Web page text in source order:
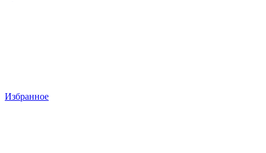
Избранное